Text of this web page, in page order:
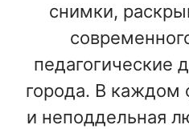
снимки,
педагогические
города. В каждом
и неподдельная